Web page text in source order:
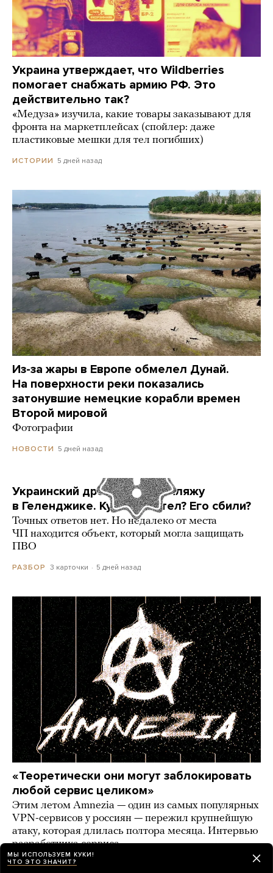
Украина утверждает, что Wildberries
помогает снабжать армию РФ. Это
действительно так?
«Медуза» изучила, какие товары заказывают для
фронта на маркетплейсах (спойлер: даже
пластиковые мешки для тел погибших)
ИСТОРИИ 5 дней назад
Из-за жары в Европе обмелел Дунай.
На поверхности реки показались
затонувшие немецкие корабли времен
Второй мировой
Фотографии
НОВОСТИ 5 дней назад
Украинский дрон попал по пляжу
в Геленджике. Куда он летел? Его сбили?
Точных ответов нет. Но недалеко от места
ЧП находится объект, который могла защищать
ПВО
РАЗБОР 3 карточки 5 дней назад
«Теоретически они могут заблокировать
любой сервис целиком»
Этим летом Amnezia — один из самых популярных
VPN-сервисов у россиян — пережил крупнейшую
атаку, которая длилась полтора месяца. Интервью
разработчика сервиса
ИСТОРИИ 5 дней назад
МЫ ИСПОЛЬЗУЕМ КУКИ!
ЧТО ЭТО ЗНАЧИТ?